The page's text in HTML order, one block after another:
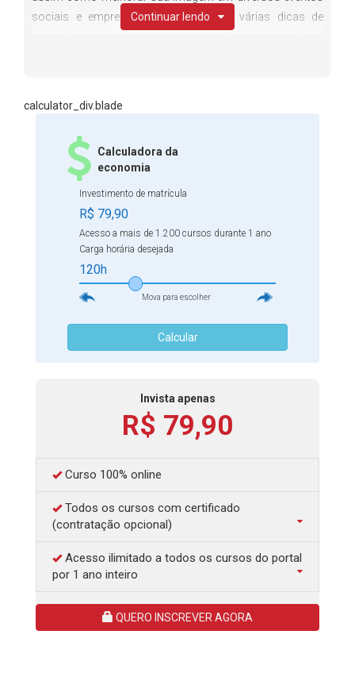
sociais e empresariais, apresentando várias dicas de
de regras básicas de conduta. Faça sua matrícula e tenha
acesso a um material diverso e de fácil compreensão
sobre o assunto.
Continuar lendo
calculator_div.blade
Calculadora da
economia
Investimento de matrícula
R$ 79,90
Acesso a mais de 1.200 cursos durante 1 ano
Carga horária desejada
120h
Mova para escolher
Calcular
Invista apenas
R$ 79,90
Curso 100% online
Todos os cursos com certificado
(contratação opcional)
Acesso ilimitado a todos os cursos do portal
por 1 ano inteiro
QUERO INSCREVER AGORA